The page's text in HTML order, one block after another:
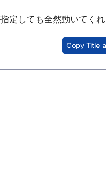
定しても全然動いてく
Copy Title